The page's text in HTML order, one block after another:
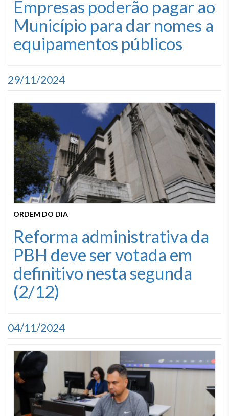
Empresas poderão pagar ao
Município para dar nomes a
equipamentos públicos
29/11/2024
ORDEM DO DIA
Reforma administrativa da
PBH deve ser votada em
definitivo nesta segunda
(2/12)
04/11/2024